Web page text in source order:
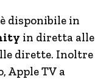
disponibile in
in diretta alle
dirette. Inoltre
Apple TV a